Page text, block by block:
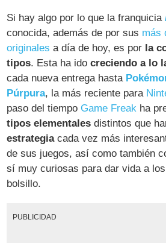
Si hay algo por lo que la franquicia
conocida, además de por sus más
originales a día de hoy, es por la
tipos. Esta ha idocreciendo a lo
cada nueva entrega hasta
Púrpura, la más reciente para
paso del tiempo Game Freak ha
tipos elementales distintos que
estrategiacada vez más
de sus juegos, así como también
sí muy curiosas para dar vida a
bolsillo.
PUBLICIDAD